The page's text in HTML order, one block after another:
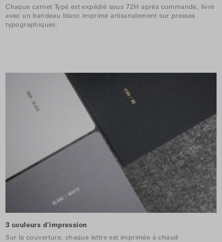
Chaque carnet Typé est expédié sous 72H après commande, livré
avec un bandeau blanc imprimé artisanalement sur presses
typographiques.
3 couleurs d'impression
Sur la couverture, chaque lettre est imprimée à chaud